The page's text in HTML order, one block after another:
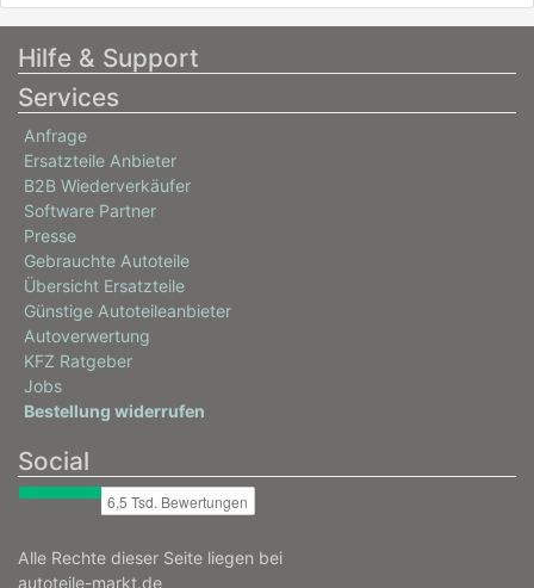
Hilfe & Support
Services
Anfrage
Ersatzteile Anbieter
B2B Wiederverkäufer
Software Partner
Presse
Gebrauchte Autoteile
Übersicht Ersatzteile
Günstige Autoteileanbieter
Autoverwertung
KFZ Ratgeber
Jobs
Bestellung widerrufen
Social
Alle Rechte dieser Seite liegen bei
autoteile-markt.de